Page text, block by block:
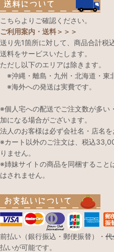
こちらよりご確認ください。
ご利用案内・送料＞＞＞
送り先1箇所に対して、商品合計税
送料をサービスいたします。
ただし以下のエリアは除きます。
※沖縄・離島・九州・北海道・東
※海外への発送は実費です。
※個人宅への配送でご注文数が多い
加になる場合がございます。
法人のお客様は必ず会社名・店名を
※カート以外のご注文は、税込
りません。
※姉妹サイトの商品を同梱すること
はされません。
前払い（銀行振込・郵便振替）・ 代
払いが可能です。